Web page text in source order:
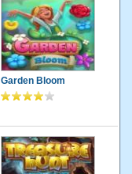
Garden Bloom